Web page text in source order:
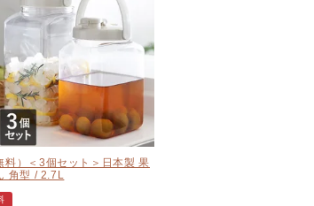
料）＜3個セット＞日本製 果
角型 / 2.7L